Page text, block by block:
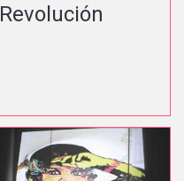
Revolución